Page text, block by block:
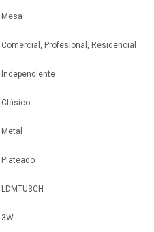
Mesa
Comercial, Profesional, Residencial
Independiente
Clásico
Metal
Plateado
LDMTU3CH
3W